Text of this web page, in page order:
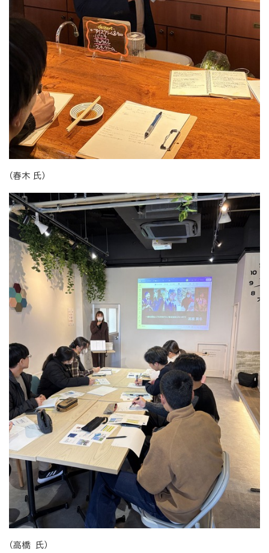
（春木 氏）
（高橋 氏）